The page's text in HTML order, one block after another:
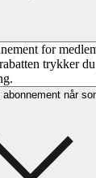
for
trykker
når